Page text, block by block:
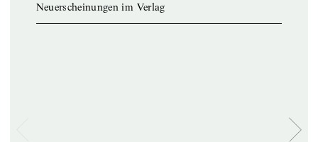
Neuerscheinungen im Verlag